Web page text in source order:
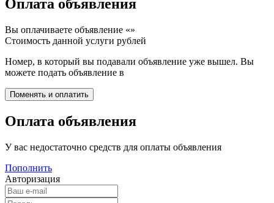
Оплата объявления
Вы оплачиваете объявление «»
Стоимость данной услуги рублей
Номер, в который вы подавали объявление уже вышел. Вы
можете подать объявление в
Оплата объявления
У вас недостаточно средств для оплаты объявления
Пополнить
Авторизация